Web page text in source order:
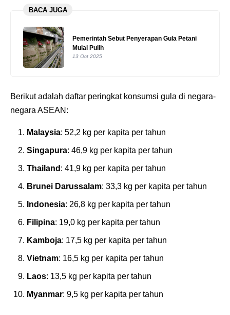
BACA JUGA
Pemerintah Sebut Penyerapan Gula Petani
Mulai Pulih
13 Oct 2025
Berikut adalah daftar peringkat konsumsi gula di negara-
negara ASEAN:
Malaysia: 52,2 kg per kapita per tahun
Singapura: 46,9 kg per kapita per tahun
Thailand : 41,9 kg per kapita per tahun
Brunei Darussalam: 33,3 kg per kapita per tahun
Indonesia: 26,8 kg per kapita per tahun
Filipina: 19,0 kg per kapita per tahun
Kamboja: 17,5 kg per kapita per tahun
Vietnam: 16,5 kg per kapita per tahun
Laos: 13,5 kg per kapita per tahun
Myanmar: 9,5 kg per kapita per tahun